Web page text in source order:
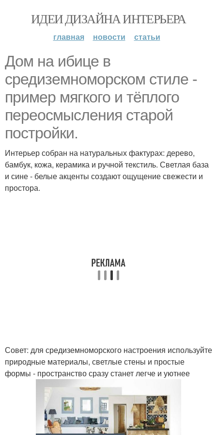
ИДЕИ ДИЗАЙНА ИНТЕРЬЕРА
главная новости статьи
Дом на ибице в
средиземноморском стиле -
пример мягкого и тёплого
переосмысления старой
постройки.
Интерьер собран на натуральных фактурах: дерево,
бамбук, кожа, керамика и ручной текстиль. Светлая база
и сине - белые акценты создают ощущение свежести и
простора.
Совет: для средиземноморского настроения используйте
природные материалы, светлые стены и простые
формы - пространство сразу станет легче и уютнее